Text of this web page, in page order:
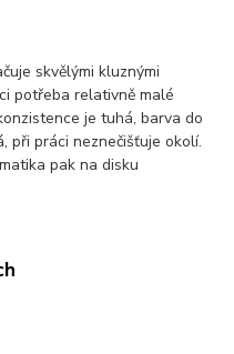
skvělými kluznými
potřeba relativně malé
je tuhá, barva do
při práci neznečišťuje okolí.
pak na disku